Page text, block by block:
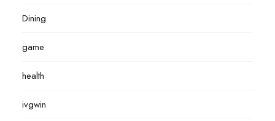
Dining
game
health
ivgwin